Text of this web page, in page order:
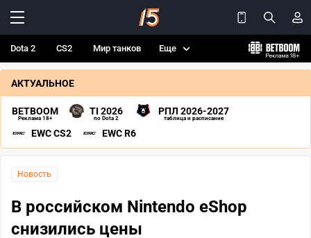
Dota 2 CS2 Мир танков Еще
АКТУАЛЬНОЕ
BETBOOM
Реклама 18+
TI 2026
по Dota 2
РПЛ 2026-2027
таблица и расписание
EWC CS2 EWC R6
Новость
В российском Nintendo eShop
снизились цены